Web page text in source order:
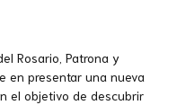
Rosario, Patrona y
en presentar una nueva
el objetivo de descubrir